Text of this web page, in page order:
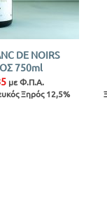
DE NOIRS
750ml
Η
τρέχουσα
τιμή
με Φ.Π.Α.
Ξηρός 12,5%